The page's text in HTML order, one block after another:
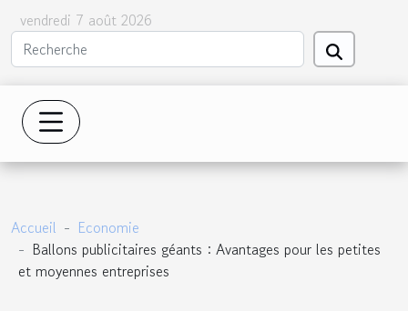
vendredi 7 août 2026
Accueil
Economie
Ballons publicitaires géants : Avantages pour les petites
et moyennes entreprises